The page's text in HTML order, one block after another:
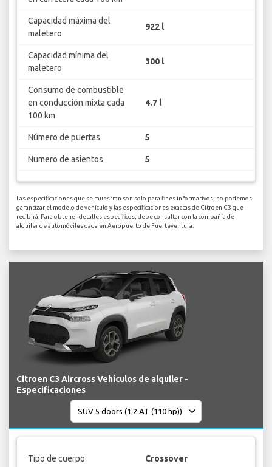
Capacidad máxima del
maletero
922 l
Capacidad mínima del
maletero
300 l
Consumo de combustible
en conducción mixta cada
100 km
4.7 l
Número de puertas 5
Numero de asientos 5
Las especificaciones que se muestran son solo para fines informativos, no podemos
garantizar el modelo de vehículo y las especificaciones exactas de Citroen C3 que
recibirá. Para obtener detalles específicos, debe consultar con la compañía de
alquiler de automóviles dada en Aeropuerto de Fuerteventura.
Citroen C3 Aircross Vehículos de alquiler -
Especificaciones
Tipo de cuerpo Crossover